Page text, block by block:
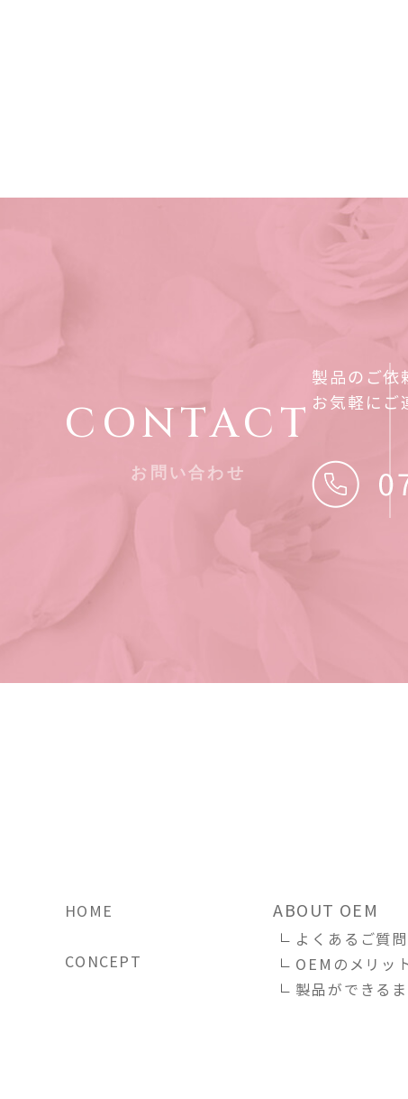
CONTACT
お問い合わせ
製品のご依
お気軽にご
HOME
CONCEPT
ABOUT OEM
よくあるご質問
OEMのメリッ
製品ができる